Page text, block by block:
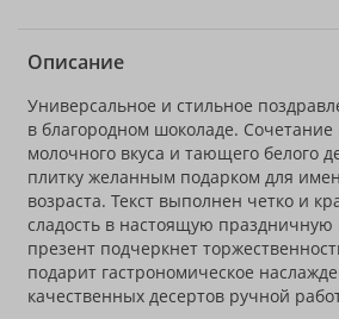
Описание
Универсальное и стильное
в благородном шоколаде. Сочетание
молочного вкуса и тающего белого
плитку желанным подарком для
возраста. Текст выполнен четко и
сладость в настоящую праздничную
презент подчеркнет
подарит гастрономическое
качественных десертов ручной